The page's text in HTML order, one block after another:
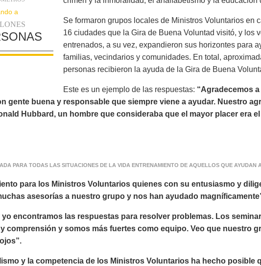
a
Se formaron grupos locales de Ministros Voluntarios en
16 ciudades que la Gira de Buena Voluntad visitó, y los
entrenados, a su vez, expandieron sus horizontes para
familias, vecindarios y comunidades. En total,
personas recibieron la ayuda de la Gira de Buena
Este es un ejemplo de las respuestas: “Agradecemos
gente buena y responsable que siempre viene a ayudar. Nuestro
Hubbard, un hombre que consideraba que el mayor placer era
PARA TODAS LAS SITUACIONES DE LA VIDA ENTRENAMIENTO DE AQUELLOS QUE AYUDAN
para los Ministros Voluntarios quienes con su entusiasmo y
asesorías a nuestro grupo y nos han ayudado
yo encontramos las respuestas para resolver problemas. Los
comprensión y somos más fuertes como equipo. Veo que nuestro
y la competencia de los Ministros Voluntarios ha hecho posible